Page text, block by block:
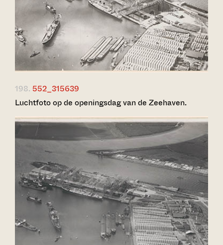
198. 552_315639
Luchtfoto op de openingsdag van de Zeehaven.